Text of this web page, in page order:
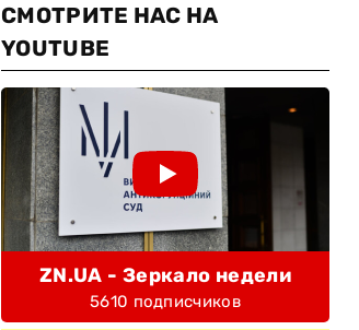
СМОТРИТЕ НАС НА
YOUTUBE
ZN.UA - Зеркало недели
5610 подписчиков